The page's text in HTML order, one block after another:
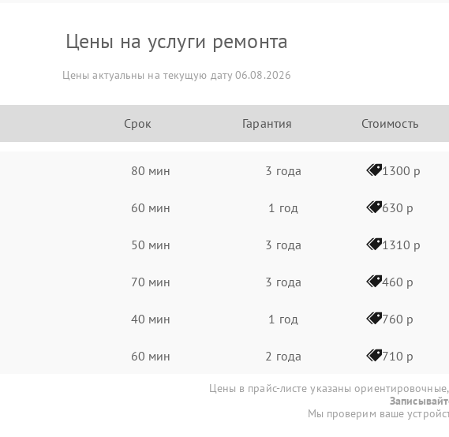
Цены на услуги ремонта
Цены актуальны на текущую дату 06.08.2026
Срок Гарантия Стоимость
80 мин 3 года 1300 р
60 мин 1 год 630 р
50 мин 3 года 1310 р
70 мин 3 года 460 р
40 мин 1 год 760 р
60 мин 2 года 710 р
Цены в прайс-листе указаны ориентировочные,
Мы проверим ваше